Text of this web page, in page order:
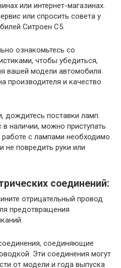
или интернет-магазинах.
или спросить совета у
Ситроен С5.
ознакомьтесь со
чтобы убедиться,
вашей модели автомобиля.
производителя и качество
дождитесь поставки ламп.
наличии, можно приступать
с лампами необходимо
повредить руки или
соединений:
отрицательный провод
предотвращения
соединяющие
Эти соединения могут
от модели и года выпуска